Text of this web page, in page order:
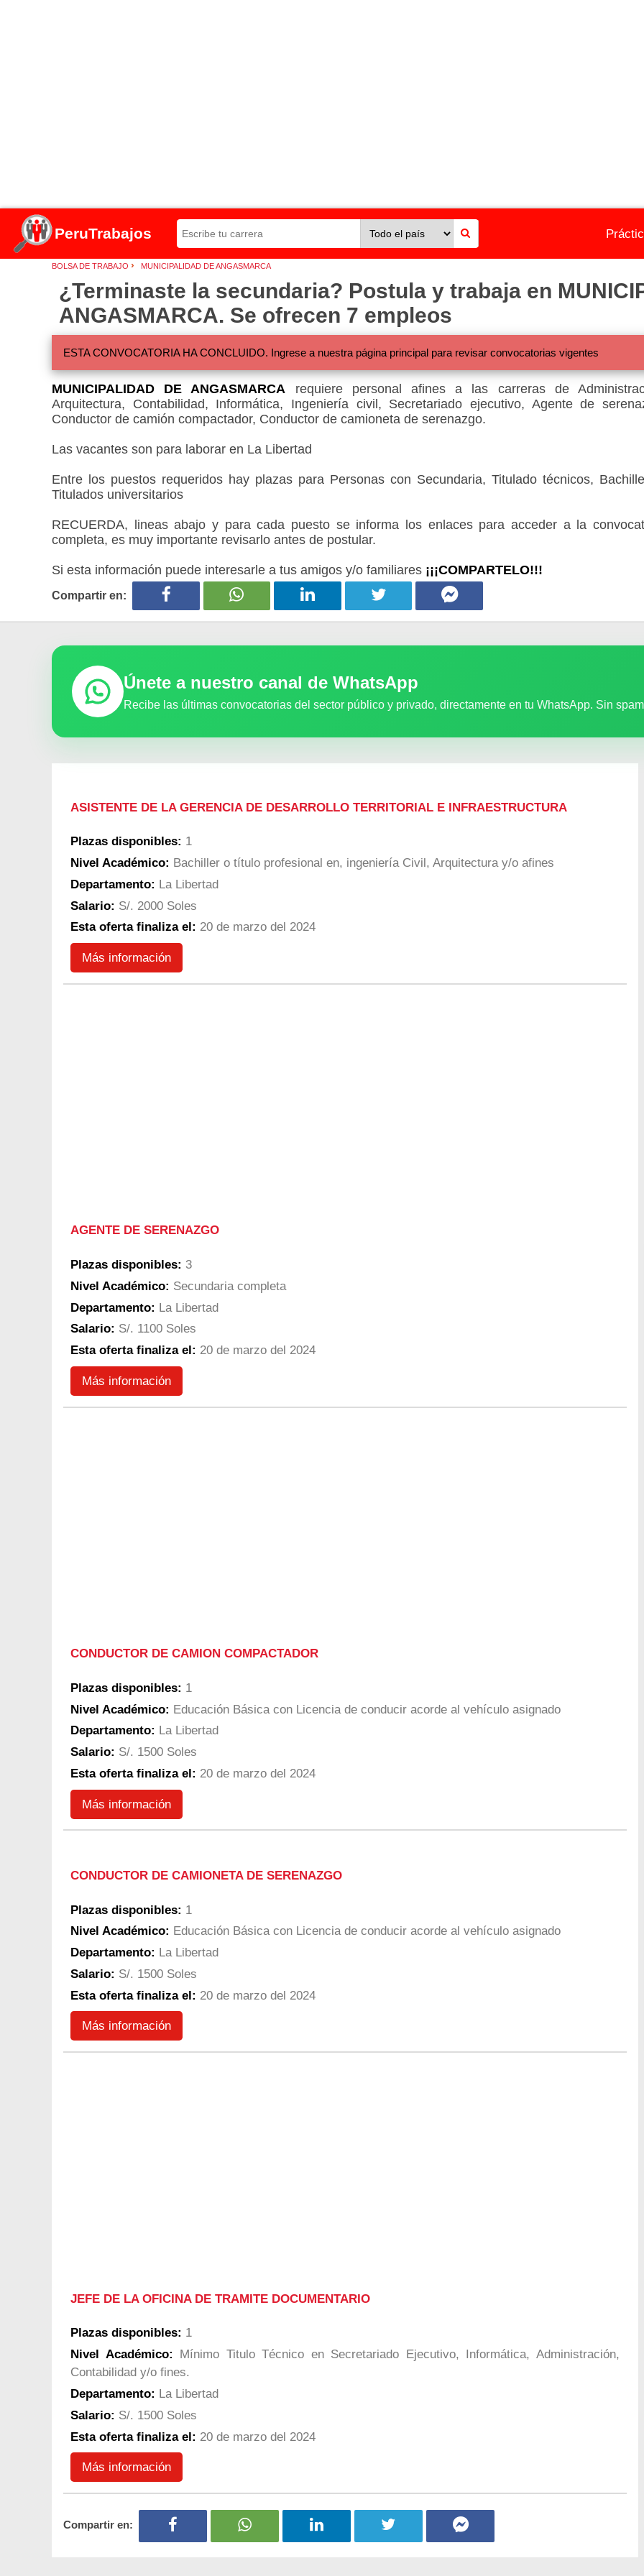
PeruTrabajos
BOLSA DE TRABAJO › MUNICIPALIDAD DE ANGASMARCA
¿Terminaste la secundaria? Postula y trabaja en
ANGASMARCA. Se ofrecen 7 empleos
ESTA CONVOCATORIA HA CONCLUIDO. Ingrese a nuestra página principal para revisar convocatorias vigentes
MUNICIPALIDAD DE ANGASMARCA requiere personal afines a las carreras de
Arquitectura, Contabilidad, Informática, Ingeniería civil, Secretariado ejecutivo, Agente de
Conductor de camión compactador, Conductor de camioneta de serenazgo.
Las vacantes son para laborar en La Libertad
Entre los puestos requeridos hay plazas para Personas con Secundaria, Titulado técnicos,
Titulados universitarios
RECUERDA, lineas abajo y para cada puesto se informa los enlaces para acceder a la
completa, es muy importante revisarlo antes de postular.
Si esta información puede interesarle a tus amigos y/o familiares ¡¡¡COMPARTELO!!!
Compartir en:
Únete a nuestro canal de WhatsApp
Recibe las últimas convocatorias del sector público y privado, directamente en tu WhatsApp. Sin
ASISTENTE DE LA GERENCIA DE DESARROLLO TERRITORIAL E INFRAESTRUCTURA
Plazas disponibles: 1
Nivel Académico: Bachiller o título profesional en, ingeniería Civil, Arquitectura y/o afines
Departamento: La Libertad
Salario: S/. 2000 Soles
Esta oferta finaliza el: 20 de marzo del 2024
Más información
AGENTE DE SERENAZGO
Plazas disponibles: 3
Nivel Académico: Secundaria completa
Departamento: La Libertad
Salario: S/. 1100 Soles
Esta oferta finaliza el: 20 de marzo del 2024
Más información
CONDUCTOR DE CAMION COMPACTADOR
Plazas disponibles: 1
Nivel Académico: Educación Básica con Licencia de conducir acorde al vehículo asignado
Departamento: La Libertad
Salario: S/. 1500 Soles
Esta oferta finaliza el: 20 de marzo del 2024
Más información
CONDUCTOR DE CAMIONETA DE SERENAZGO
Plazas disponibles: 1
Nivel Académico: Educación Básica con Licencia de conducir acorde al vehículo asignado
Departamento: La Libertad
Salario: S/. 1500 Soles
Esta oferta finaliza el: 20 de marzo del 2024
Más información
JEFE DE LA OFICINA DE TRAMITE DOCUMENTARIO
Plazas disponibles: 1
Nivel Académico: Mínimo Titulo Técnico en Secretariado Ejecutivo, Informática, Administración,
Contabilidad y/o fines.
Departamento: La Libertad
Salario: S/. 1500 Soles
Esta oferta finaliza el: 20 de marzo del 2024
Más información
Compartir en: